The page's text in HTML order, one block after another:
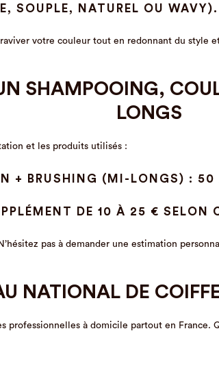
SOUPLE, NATUREL OU WAVY).
votre couleur tout en redonnant du style
SHAMPOOING,
LONGS
et les produits utilisés :
+ BRUSHING (MI-LONGS) :
DE 10 À 25 € SELON
pas à demander une estimation
NATIONAL DE
professionnelles à domicile partout en France.